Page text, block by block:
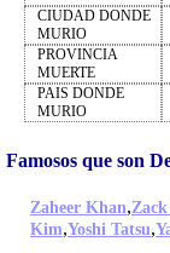
CIUDAD DONDE
MURIO
PROVINCIA
MUERTE
PAIS DONDE
MURIO
Famosos que son
Zaheer Khan,
Kim,Yoshi Tatsu,